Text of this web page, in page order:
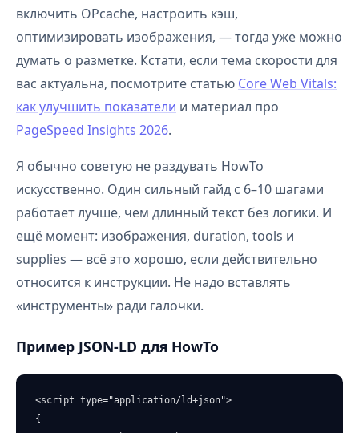
включить OPcache, настроить кэш,
оптимизировать изображения, — тогда уже можно
думать о разметке. Кстати, если тема скорости для
вас актуальна, посмотрите статью Core Web Vitals:
как улучшить показатели и материал про
PageSpeed Insights 2026.
Я обычно советую не раздувать HowTo
искусственно. Один сильный гайд с 6–10 шагами
работает лучше, чем длинный текст без логики. И
ещё момент: изображения, duration, tools и
supplies — всё это хорошо, если действительно
относится к инструкции. Не надо вставлять
«инструменты» ради галочки.
Пример JSON-LD для HowTo
<script type="application/ld+json">
{